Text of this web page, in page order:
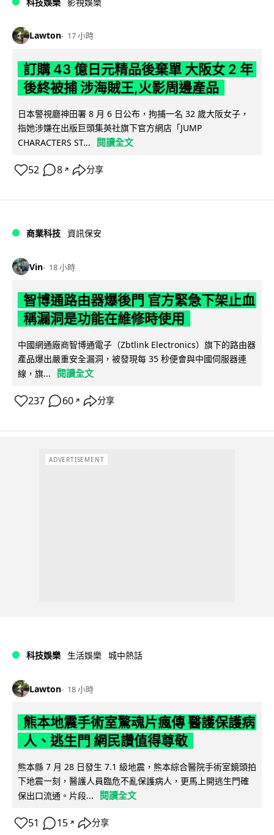
Lawton 17 小時
訂購 43 億日元精品後棄單 大阪女 2 年
後終被捕 涉海賊王,火影周邊產品
日本警視廳神田署 8 月 6 日公布，拘捕一名 32 歲大阪女子，
指她涉嫌在出版巨頭集英社旗下官方網店「JUMP
CHARACTERS ST...
閱讀全文
52 8 ↗ 分享
商業科技 資訊保安
Vin 18 小時
智博通路由器爆後門 官方緊急下架止血
稱漏洞是功能在維修時使用
中國網通廠商智博通電子（Zbtlink Electronics）旗下的路由器
產品爆出嚴重安全漏洞，被發現每 35 秒便會與中國伺服器連
線，旗...
閱讀全文
237 60 ↗ 分享
ADVERTISEMENT
科技娛樂 生活娛樂 城中熱話
Lawton 18 小時
熊本地震手術室驚魂片瘋傳 醫護保護病
人、逃生門 網民讚值得尊敬
熊本縣 7 月 28 日發生 7.1 級地震，熊本綜合醫院手術室鏡頭拍
下地震一刻，醫護人員臨危不亂保護病人，更馬上開逃生門確
保出口流通。片段...
閱讀全文
51 15 ↗ 分享